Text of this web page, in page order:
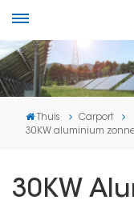
Thuis
Carport
30KW aluminium
30KW